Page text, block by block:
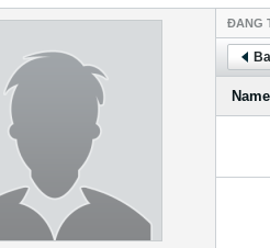
ÐANG
Name